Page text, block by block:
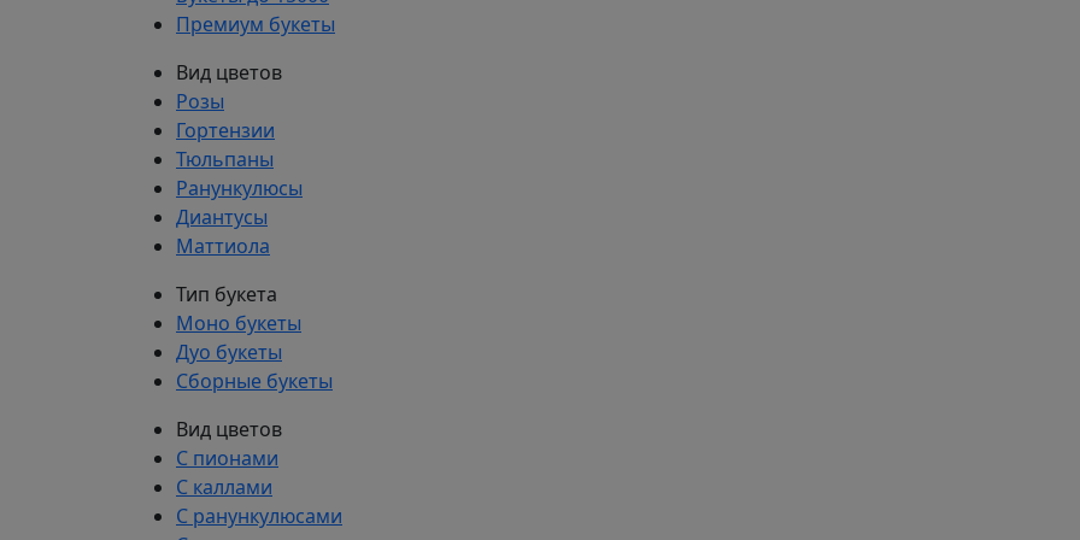
Премиум букеты
Вид цветов
Розы
Гортензии
Тюльпаны
Ранункулюсы
Диантусы
Маттиола
Тип букета
Моно букеты
Дуо букеты
Сборные букеты
Вид цветов
С пионами
С каллами
С ранункулюсами